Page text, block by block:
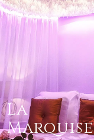
La
Marquise